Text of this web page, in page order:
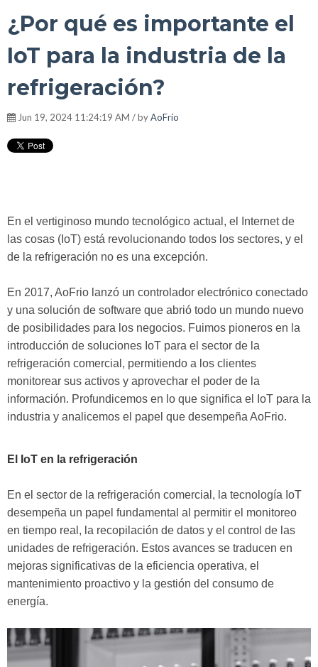
¿Por qué es importante el
IoT para la industria de la
refrigeración?
Jun 19, 2024 11:24:19 AM / byAoFrio
En el vertiginoso mundo tecnológico actual, el Internet de
las cosas (IoT) está revolucionando todos los sectores, y el
de la refrigeración no es una excepción.
En 2017, AoFrio lanzó un controlador electrónico conectado
y una solución de software que abrió todo un mundo nuevo
de posibilidades para los negocios. Fuimos pioneros en la
introducción de soluciones IoT para el sector de la
refrigeración comercial, permitiendo a los clientes
monitorear sus activos y aprovechar el poder de la
información. Profundicemos en lo que significa el IoT para la
industria y analicemos el papel que desempeña AoFrio.
El IoT en la refrigeración
En el sector de la refrigeración comercial, la tecnología IoT
desempeña un papel fundamental al permitir el monitoreo
en tiempo real, la recopilación de datos y el control de las
unidades de refrigeración. Estos avances se traducen en
mejoras significativas de la eficiencia operativa, el
mantenimiento proactivo y la gestión del consumo de
energía.